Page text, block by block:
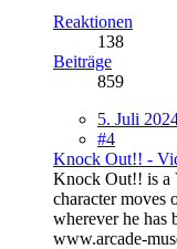
Reaktionen
138
Beiträge
859
5. Juli
#4
Knock Out!! -
Knock Out!! is a
character moves
wherever he has
www.arcade-